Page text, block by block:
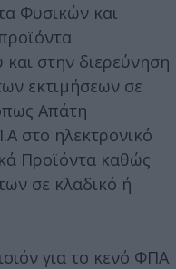
Φυσικών και
στην διερεύνηση
εκτιμήσεων σε
Απάτη
στο ηλεκτρονικό
Προϊόντα καθώς
σε κλαδικό ή
για το κενό ΦΠΑ